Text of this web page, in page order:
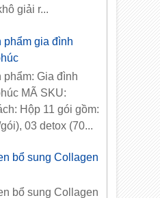
giải r...
phẩm gia đình
phẩm: Gia đình
MÃ SKU:
Hộp 11 gói gồm:
03 detox (70...
bổ sung Collagen
bổ sung Collagen